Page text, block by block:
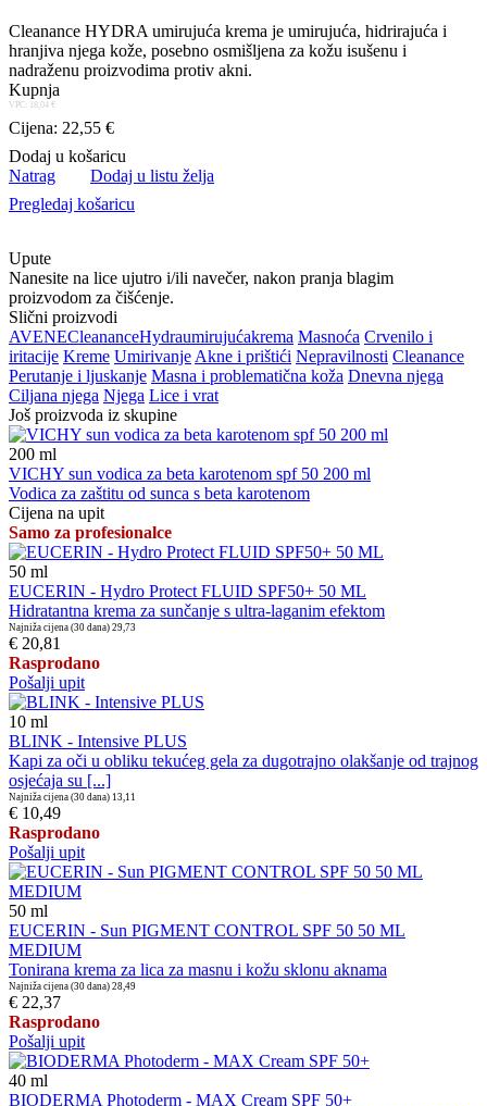
Cleanance HYDRA umirujuća krema je umirujuća, hidrirajuća i
hranjiva njega kože, posebno osmišljena za kožu isušenu i
nadraženu proizvodima protiv akni.
Kupnja
VPC: 18,04 €
Cijena: 22,55 €
Dodaj u košaricu
Natrag
Dodaj u listu želja
Pregledaj košaricu
Upute
Nanesite na lice ujutro i/ili navečer, nakon pranja blagim
proizvodom za čišćenje.
Slični proizvodi
AVENECleananceHydraumirujućakrema Masnoća Crvenilo i
iritacije Kreme Umirivanje Akne i prištići Nepravilnosti Cleanance
Perutanje i ljuskanje Masna i problematična koža Dnevna njega
Ciljana njega Njega Lice i vrat
Još proizvoda iz skupine
200 ml
VICHY sun vodica za beta karotenom spf 50 200 ml
Vodica za zaštitu od sunca s beta karotenom
Cijena na upit
Samo za profesionalce
50 ml
EUCERIN - Hydro Protect FLUID SPF50+ 50 ML
Hidratantna krema za sunčanje s ultra-laganim efektom
Najniža cijena (30 dana) 29,73
€ 20,81
Rasprodano
Pošalji upit
10 ml
BLINK - Intensive PLUS
Kapi za oči u obliku tekućeg gela za dugotrajno olakšanje od trajnog
osjećaja su [...]
Najniža cijena (30 dana) 13,11
€ 10,49
Rasprodano
Pošalji upit
50 ml
EUCERIN - Sun PIGMENT CONTROL SPF 50 50 ML
MEDIUM
Tonirana krema za lica za masnu i kožu sklonu aknama
Najniža cijena (30 dana) 28,49
€ 22,37
Rasprodano
Pošalji upit
40 ml
BIODERMA Photoderm - MAX Cream SPF 50+